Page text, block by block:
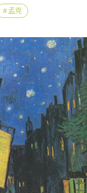
孟克